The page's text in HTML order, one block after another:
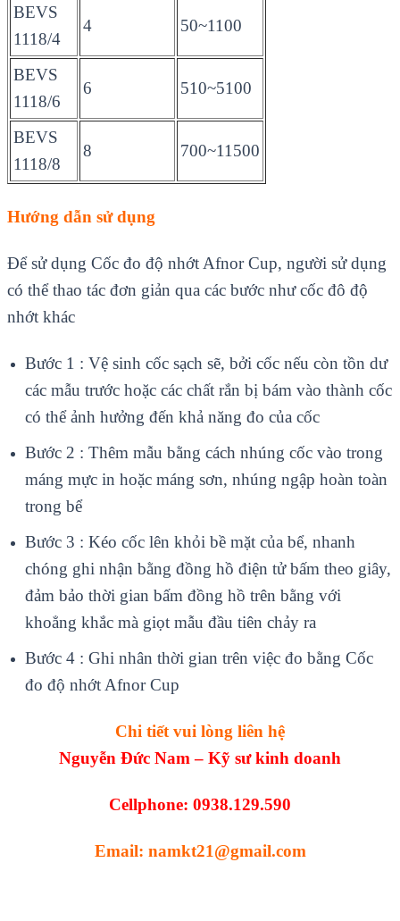
BEVS
1118/4
4 50~1100
BEVS
1118/6
6 510~5100
BEVS
1118/8
8 700~11500
Hướng dẫn sử dụng
Để sử dụng Cốc đo độ nhớt Afnor Cup, người sử dụng
có thể thao tác đơn giản qua các bước như cốc đô độ
nhớt khác
Bước 1 : Vệ sinh cốc sạch sẽ, bởi cốc nếu còn tồn dư
các mẫu trước hoặc các chất rắn bị bám vào thành cốc
có thể ảnh hưởng đến khả năng đo của cốc
Bước 2 : Thêm mẫu bằng cách nhúng cốc vào trong
máng mực in hoặc máng sơn, nhúng ngập hoàn toàn
trong bể
Bước 3 : Kéo cốc lên khỏi bề mặt của bể, nhanh
chóng ghi nhận bằng đồng hồ điện tử bấm theo giây,
đảm bảo thời gian bấm đồng hồ trên bằng với
khoẳng khắc mà giọt mẫu đầu tiên chảy ra
Bước 4 : Ghi nhân thời gian trên việc đo bằng Cốc
đo độ nhớt Afnor Cup
Chi tiết vui lòng liên hệ
Nguyễn Đức Nam – Kỹ sư kinh doanh
Cellphone: 0938.129.590
Email: namkt21@gmail.com